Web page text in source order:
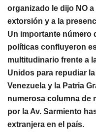
organizado le dijo NO
extorsión y a la
Un importante número
políticas confluyeron
multitudinario frente a
Unidos para repudiar
Venezuela y la Patria
numerosa columna de
por la Av. Sarmiento
extranjera en el país.